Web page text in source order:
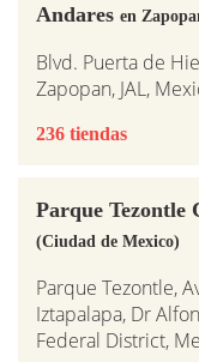
Andares en
Blvd. Puerta de
Zapopan, JAL,
236 tiendas
Parque Tezontle
(Ciudad de Mexico)
Parque Tezontle,
Iztapalapa, Dr
Federal District,